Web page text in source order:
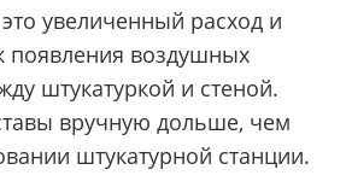
увеличенный расход и
появления воздушных
штукатуркой и стеной.
вручную дольше, чем
штукатурной станции.